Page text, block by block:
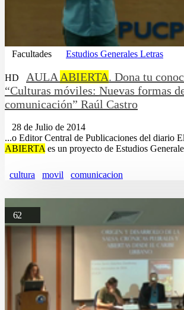
Facultades Estudios Generales Letras
HD AULAABIERTA. Dona tu
“Culturas móviles: Nuevas formas
comunicación” Raúl Castro
28 de Julio de 2014
...o Editor Central de Publicaciones del diario
ABIERTAes un proyecto de Estudios
cultura movil comunicacion
62